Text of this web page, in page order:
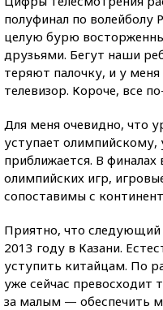
полуфинал по волейболу
целую бурю
друзьями. Бегут наши
теряют палочку, и у
телевизор. Короче, все
Для меня очевидно, что
уступает
приближается. В
олимпийских игр,
сопоставимы с
Приятно, что следующий
2013 году в Казани.
уступить китайцам. По
уже сейчас превосходит
за малым — обеспечить